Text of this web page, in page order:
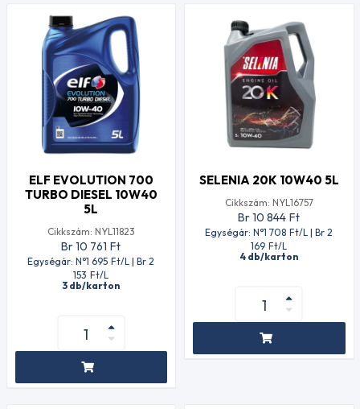
ELF EVOLUTION 700
TURBO DIESEL 10W40
5L
Cikkszám: NYL11823
Br 10 761 Ft
Egységár: N°1 695 Ft/L | Br 2
153 Ft/L
3 db/karton
SELENIA 20K 10W40 5L
Cikkszám: NYL16757
Br 10 844 Ft
Egységár: N°1 708 Ft/L | Br 2
169 Ft/L
4 db/karton